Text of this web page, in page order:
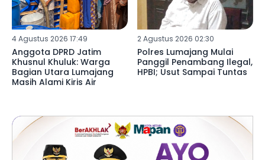
4 Agustus 2026 17:49
Anggota DPRD Jatim
Khusnul Khuluk: Warga
Bagian Utara Lumajang
Masih Alami Kiris Air
2 Agustus 2026 02:30
Polres Lumajang Mulai
Panggil Penambang Ilegal,
HPBI; Usut Sampai Tuntas